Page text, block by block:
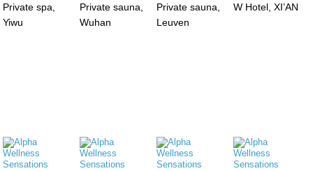
Private spa,
Yiwu
Private sauna,
Wuhan
Private sauna,
Leuven
W Hotel, XI’AN